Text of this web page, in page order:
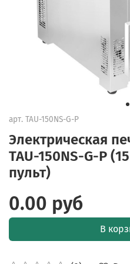
арт. TAU-150NS-G-P
Электрическая
TAU-150NS-G-P
пульт)
0.00 руб
В